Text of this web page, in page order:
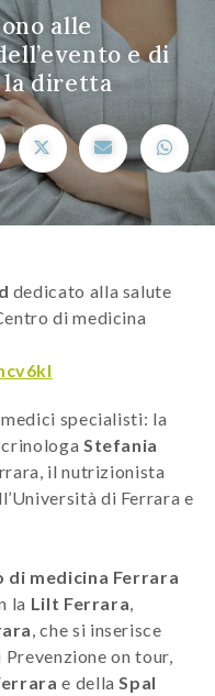
alle
e di
la diretta
dedicato alla salute
di medicina
specialisti: la
Stefania
il nutrizionista
di Ferrara e
di medicina Ferrara
la Lilt Ferrara,
, che si inserisce
on tour,
e dellaSpal